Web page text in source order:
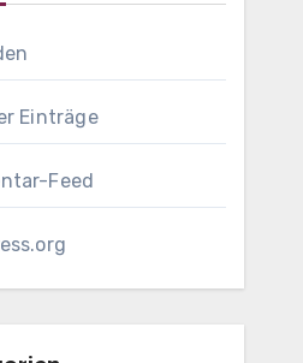
Einträge
Feed